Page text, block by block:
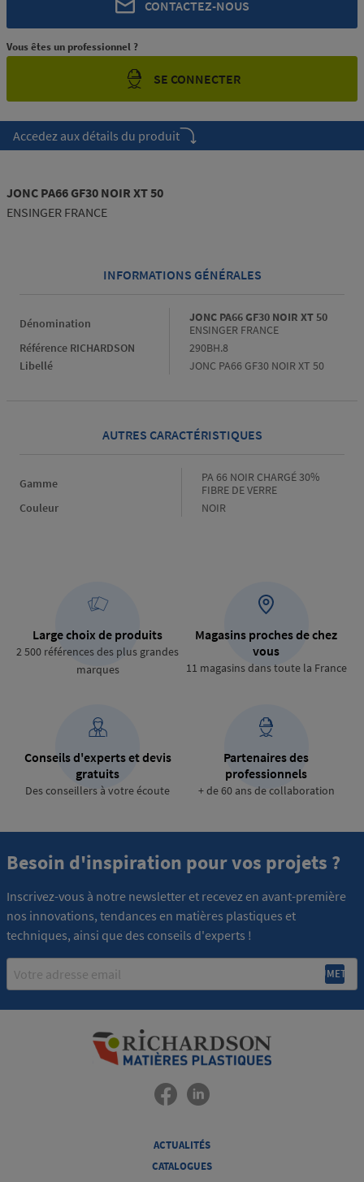
CONTACTEZ-NOUS
Vous êtes un professionnel ?
SE CONNECTER
Accedez aux détails du produit
JONC PA66 GF30 NOIR XT 50
ENSINGER FRANCE
INFORMATIONS GÉNÉRALES
Informations générales
Dénomination
JONC PA66 GF30 NOIR XT 50
ENSINGER FRANCE
Référence RICHARDSON
290BH.8
Libellé
JONC PA66 GF30 NOIR XT 50
AUTRES CARACTÉRISTIQUES
Gamme Gamme
PA 66 NOIR CHARGÉ 30%
FIBRE DE VERRE
Couleur
Couleur
NOIR
Large choix de produits
2 500 références des plus grandes
marques
Magasins proches de chez
vous
11 magasins dans toute la France
Conseils d'experts et devis
gratuits
Des conseillers à votre écoute
Partenaires des
professionnels
+ de 60 ans de collaboration
Besoin d'inspiration pour vos projets ?
Inscrivez-vous à notre newsletter et recevez en avant-première
nos innovations, tendances en matières plastiques et
techniques, ainsi que des conseils d'experts !
ACTUALITÉS
CATALOGUES